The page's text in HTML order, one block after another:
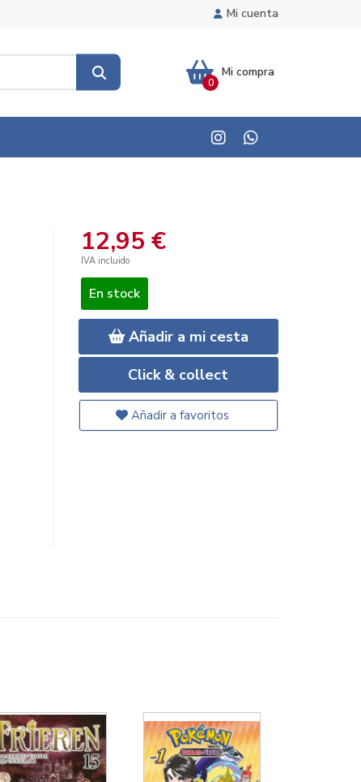
Mi cuenta
Mi compra
0
12,95 €
IVA incluido
En stock
Añadir a mi cesta
Click & collect
Añadir a favoritos